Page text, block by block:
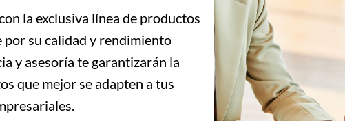
la exclusiva línea de productos
su calidad y rendimiento
y asesoría te garantizarán la
que mejor se adapten a tus